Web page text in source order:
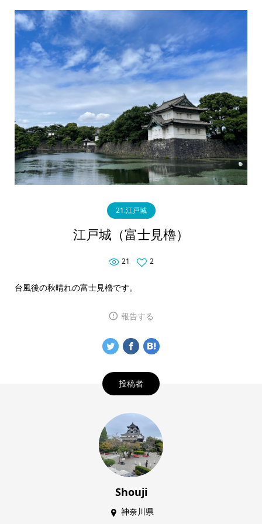
21.江戸城
江戸城（富士見櫓）
21 2
台風後の秋晴れの富士見櫓です。
報告する
投稿者
Shouji
神奈川県